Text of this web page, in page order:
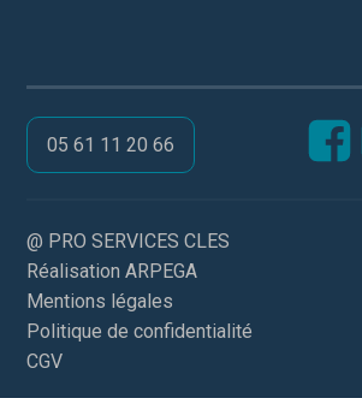
05 61 11 20 66
@ PRO SERVICES CLES
Réalisation ARPEGA
Mentions légales
Politique de confidentialité
CGV